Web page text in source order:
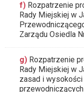
f) Rozpatrzenie
Rady Miejskiej w
Zarządu Osiedla
g) Rozpatrzenie
Rady Miejskiej w
zasad i